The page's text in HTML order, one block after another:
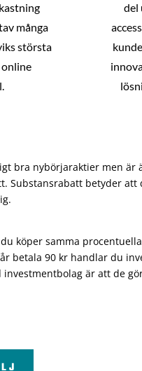
många
största
online
del
bra nybörjaraktier men är
Substansrabatt betyder att
köper samma
betala 90 kr handlar du
är att de